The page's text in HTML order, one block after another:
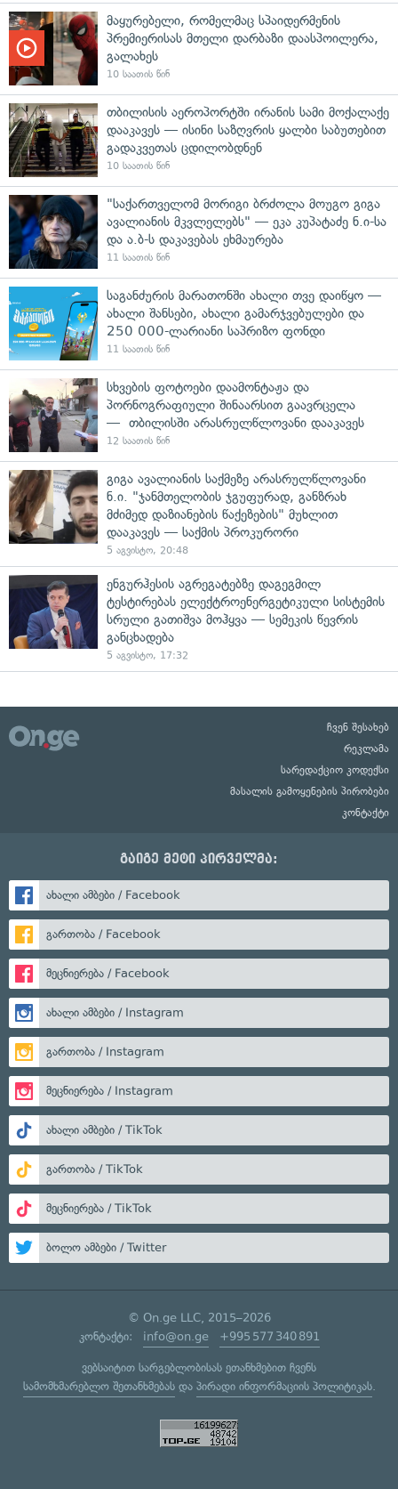
მაყურებელი, რომელმაც სპაიდერმენის
პრემიერისას მთელი დარბაზი დაასპოილერა,
გალახეს
10 საათის წინ
თბილისის აეროპორტში ირანის სამი მოქალაქე
დააკავეს — ისინი საზღვრის ყალბი საბუთებით
გადაკვეთას ცდილობდნენ
10 საათის წინ
"საქართველომ მორიგი ბრძოლა მოუგო გიგა
ავალიანის მკვლელებს" — ეკა კუპატაძე ნ.ი-სა
და ა.ბ-ს დაკავებას ეხმაურება
11 საათის წინ
საგანძურის მარათონში ახალი თვე დაიწყო —
ახალი შანსები, ახალი გამარჯვებულები და
250 000-ლარიანი საპრიზო ფონდი
11 საათის წინ
სხვების ფოტოები დაამონტაჟა და
პორნოგრაფიული შინაარსით გაავრცელა
— თბილისში არასრულწლოვანი დააკავეს
12 საათის წინ
გიგა ავალიანის საქმეზე არასრულწლოვანი
ნ.ი. "ჯანმთელობის ჯგუფურად, განზრახ
მძიმედ დაზიანების წაქეზების" მუხლით
დააკავეს — საქმის პროკურორი
5 აგვისტო, 20:48
ენგურჰესის აგრეგატებზე დაგეგმილ
ტესტირებას ელექტროენერგეტიკული სისტემის
სრული გათიშვა მოჰყვა — სემეკის წევრის
განცხადება
5 აგვისტო, 17:32
ჩვენ შესახებ
რეკლამა
სარედაქციო კოდექსი
მასალის გამოყენების პირობები
კონტაქტი
გაიგე მეტი პირველმა:
ახალი ამბები / Facebook
გართობა / Facebook
მეცნიერება / Facebook
ახალი ამბები / Instagram
გართობა / Instagram
მეცნიერება / Instagram
ახალი ამბები / TikTok
გართობა / TikTok
მეცნიერება / TikTok
ბოლო ამბები / Twitter
© On.ge LLC, 2015–2026
კონტაქტი: info@on.ge +995 577 340 891
ვებსაიტით სარგებლობისას ეთანხმებით ჩვენს
სამომხმარებლო შეთანხმებასდა პირადი ინფორმაციის პოლიტიკას.